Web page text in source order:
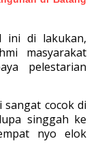
ini di lakukan,
masyarakat
pelestarian
cocok di
singgah ke
nyo elok